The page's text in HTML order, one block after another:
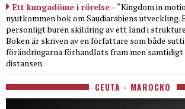
Ett kungadöme i rörelse– “Kingdom in
nyutkommen bok om Saudiarabiens utveckling.
personligt buren skildring av ett land i
Boken är skriven av en författare som både
förändringarna förhandlats fram men
distansen.
CEUTA - MAROCKO